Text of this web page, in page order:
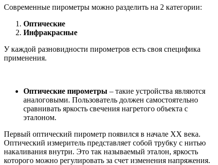
Современные пирометры можно разделить на 2 категории:
Оптические
Инфракрасные
У каждой разновидности пирометров есть своя специфика
применения.
Оптические пирометры – такие устройства являются
аналоговыми. Пользователь должен самостоятельно
сравнивать яркость свечения нагретого объекта с
эталоном.
Первый оптический пирометр появился в начале XX века.
Оптический измеритель представляет собой трубку с нитью
накаливания внутри. Это так называемый эталон, яркость
которого можно регулировать за счет изменения напряжения.